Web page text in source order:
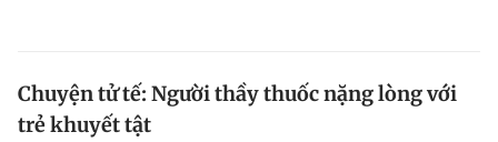
Chuyện tử tế: Người thầy thuốc nặng lòng với
trẻ khuyết tật